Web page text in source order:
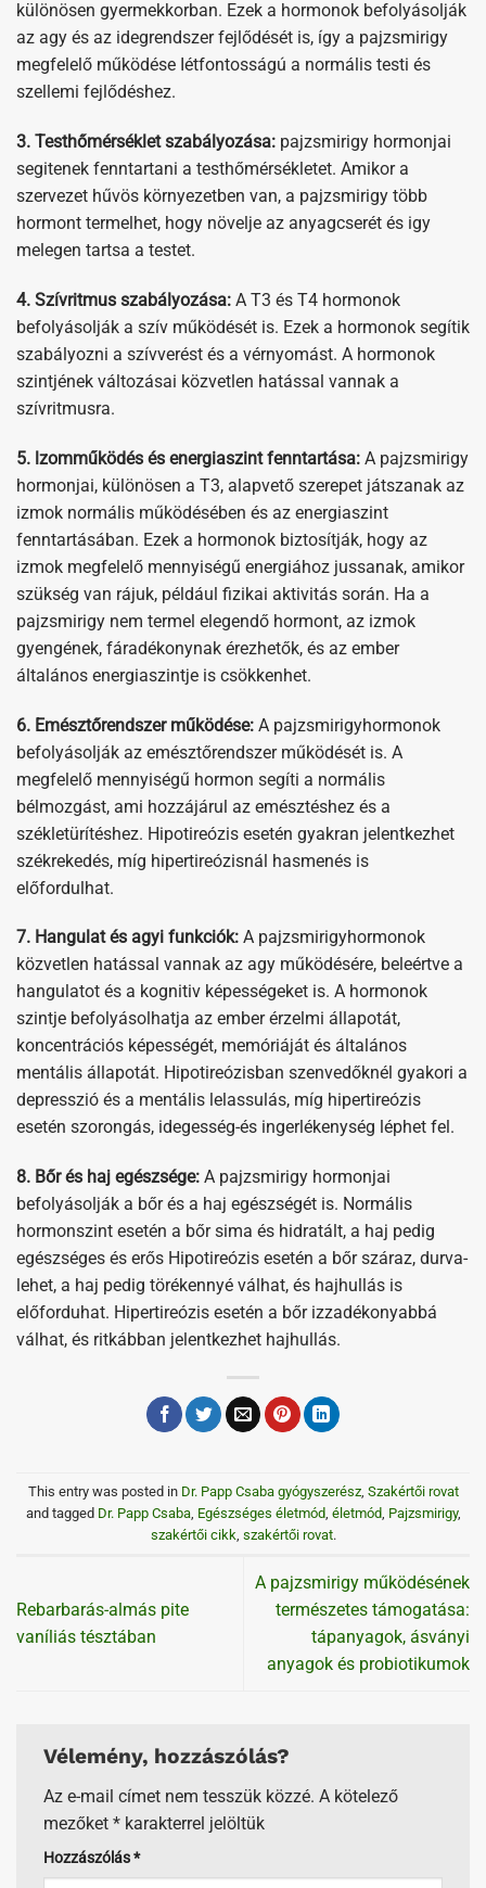
különösen gyermekkorban. Ezek a hormonok befolyásolják
az agy és az idegrendszer fejlődését is, így a pajzsmirigy
megfelelő működése Iétfontosságú a normális testi és
szellemi fejlődéshez.
3. Testhőmérséklet szabályozása: pajzsmirigy hormonjai
segitenek fenntartani a testhőmérsékletet. Amikor a
szervezet hűvös környezetben van, a pajzsmirigy több
hormont termelhet, hogy növelje az anyagcserét és igy
melegen tartsa a testet.
4. Szívritmus szabályozása: A T3 és T4 hormonok
befolyásolják a szív működését is. Ezek a hormonok segítik
szabályozni a szívverést és a vérnyomást. A hormonok
szintjének változásai közvetlen hatással vannak a
szívritmusra.
5. lzomműködés és energiaszint fenntartása: A pajzsmirigy
hormonjai, különösen a T3, alapvető szerepet játszanak az
izmok normális működésében és az energiaszint
fenntartásában. Ezek a hormonok biztosítják, hogy az
izmok megfelelő mennyiségű energiához jussanak, amikor
szükség van rájuk, például fizikai aktivitás során. Ha a
pajzsmirigy nem termel elegendő hormont, az izmok
gyengének, fáradékonynak érezhetők, és az ember
általános energiaszintje is csökkenhet.
6. Emésztőrendszer működése: A pajzsmirigyhormonok
befolyásolják az emésztőrendszer működését is. A
megfelelő mennyiségű hormon segíti a normális
bélmozgást, ami hozzájárul az emésztéshez és a
székletürítéshez. Hipotireózis esetén gyakran jelentkezhet
székrekedés, míg hipertireózisnál hasmenés is
előfordulhat.
7. Hangulat és agyi funkciók: A pajzsmirigyhormonok
közvetlen hatással vannak az agy működésére, beleértve a
hangulatot és a kognitiv képességeket is. A hormonok
szintje befolyásolhatja az ember érzelmi állapotát,
koncentrációs képességét, memóriáját és általános
mentális állapotát. Hipotireózisban szenvedőknél gyakori a
depresszió és a mentális lelassulás, míg hipertireózis
esetén szorongás, idegesség-és ingerlékenység léphet fel.
8. Bőr és haj egészsége: A pajzsmirigy hormonjai
befolyásolják a bőr és a haj egészségét is. Normális
hormonszint esetén a bőr sima és hidratált, a haj pedig
egészséges és erős Hipotireózis esetén a bőr száraz, durva-
lehet, a haj pedig törékennyé válhat, és hajhullás is
előforduhat. Hipertireózis esetén a bőr izzadékonyabbá
válhat, és ritkábban jelentkezhet hajhullás.
This entry was posted in Dr. Papp Csaba gyógyszerész, Szakértői rovat
and tagged Dr. Papp Csaba, Egészséges életmód, életmód, Pajzsmirigy,
szakértői cikk szakértői rovat.
Rebarbarás-almás pite
vaníliás tésztában
A pajzsmirigy működésének
természetes támogatása:
tápanyagok, ásványi
anyagok és probiotikumok
Vélemény, hozzászólás?
Az e-mail címet nem tesszük közzé. A kötelező
mezőket * karakterrel jelöltük
Hozzászólás*